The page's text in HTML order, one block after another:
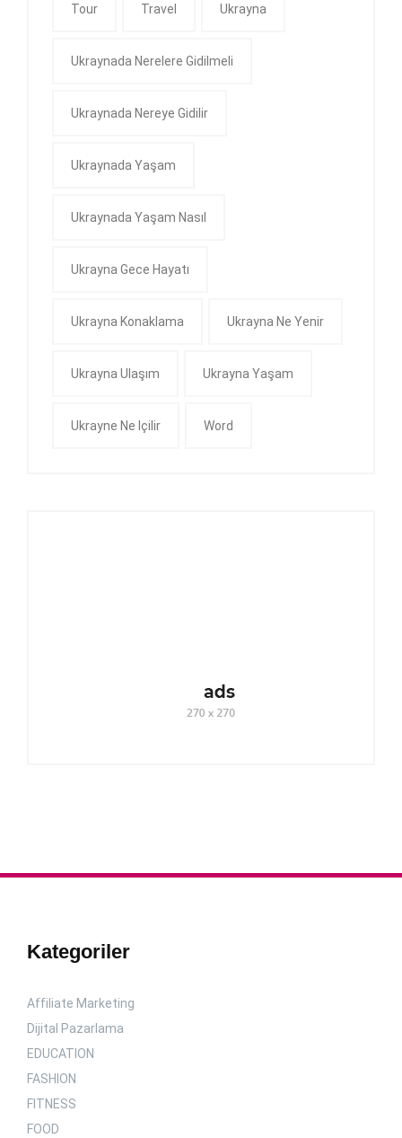
Tour Travel Ukrayna
Ukraynada Nerelere Gidilmeli
Ukraynada Nereye Gidilir
Ukraynada Yaşam
Ukraynada Yaşam Nasıl
Ukrayna Gece Hayatı
Ukrayna Konaklama Ukrayna Ne Yenir
Ukrayna Ulaşım Ukrayna Yaşam
Ukrayne Ne Içilir Word
Kategoriler
Affiliate Marketing
Dijital Pazarlama
EDUCATION
FASHION
FITNESS
FOOD